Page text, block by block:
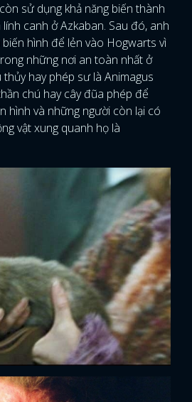
sử dụng khả năng biến thành
canh ở Azkaban. Sau đó, anh
hình để lẻn vào Hogwarts vì
những nơi an toàn nhất ở
hay phép sư là Animagus
chú hay cây đũa phép để
hình và những người còn lại có
vật xung quanh họ là